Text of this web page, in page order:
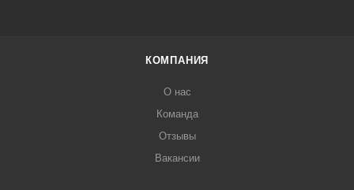
КОМПАНИЯ
О нас
Команда
Отзывы
Вакансии